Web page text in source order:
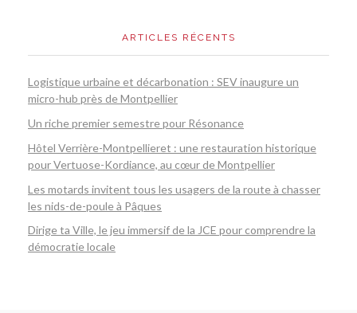
ARTICLES RÉCENTS
Logistique urbaine et décarbonation : SEV inaugure un
micro-hub près de Montpellier
Un riche premier semestre pour Résonance
Hôtel Verrière-Montpellieret : une restauration historique
pour Vertuose-Kordiance, au cœur de Montpellier
Les motards invitent tous les usagers de la route à chasser
les nids-de-poule à Pâques
Dirige ta Ville, le jeu immersif de la JCE pour comprendre la
démocratie locale